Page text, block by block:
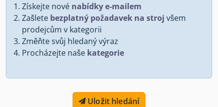
Získejte nové nabídky e-mailem
Zašlete bezplatný požadavek na stroj všem
prodejcům v kategorii
Změňte svůj hledaný výraz
Procházejte naše kategorie
Uložit hledání